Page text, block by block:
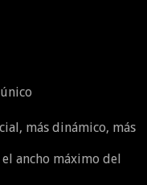
más dinámico, más
ancho máximo del